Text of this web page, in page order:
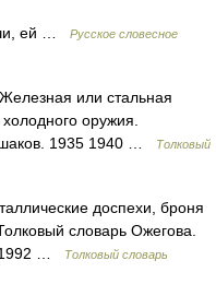
ей …
Русское словесное
или стальная
оружия.
1935 1940 …
Толковый
доспехи, броня
словарь Ожегова.
…
Толковый словарь